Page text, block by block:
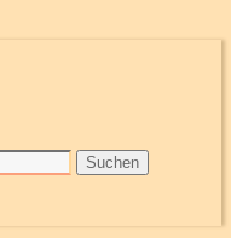
Suchen